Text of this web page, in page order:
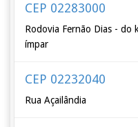
CEP 02283000
Rodovia Fernão Dias - do
ímpar
CEP 02232040
Rua Açailândia